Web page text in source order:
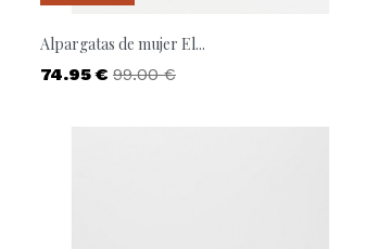
Alpargatas de mujer El...
Precio
74.95 € Precio base
99.00 €